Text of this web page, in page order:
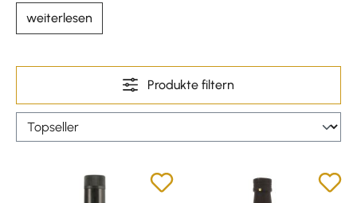
weiterlesen
Produkte filtern